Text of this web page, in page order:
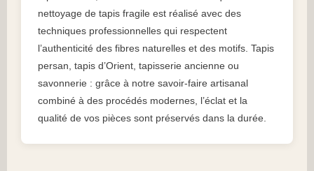
nettoyage de tapis fragile est réalisé avec des
techniques professionnelles qui respectent
l’authenticité des fibres naturelles et des motifs. Tapis
persan, tapis d’Orient, tapisserie ancienne ou
savonnerie : grâce à notre savoir-faire artisanal
combiné à des procédés modernes, l’éclat et la
qualité de vos pièces sont préservés dans la durée.